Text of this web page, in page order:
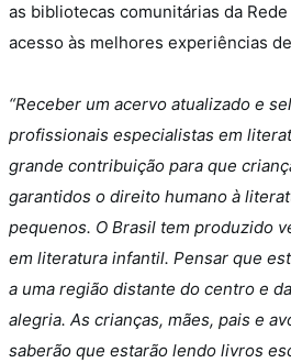
as bibliotecas comunitárias da
acesso às melhores experiências
“Receber um acervo atualizado e
profissionais especialistas em
grande contribuição para que
garantidos o direito humano à
pequenos. O Brasil tem produzido
em literatura infantil. Pensar que
a uma região distante do centro e
alegria. As crianças, mães, pais e
saberão que estarão lendo livros